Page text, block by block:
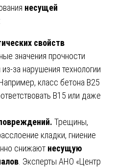
несущей
свойств
значения прочности
за нарушения технологии
класс бетона В25
В15 или даже
Трещины,
кладки, гниение
снижают несущую
. Эксперты АНО «Центр